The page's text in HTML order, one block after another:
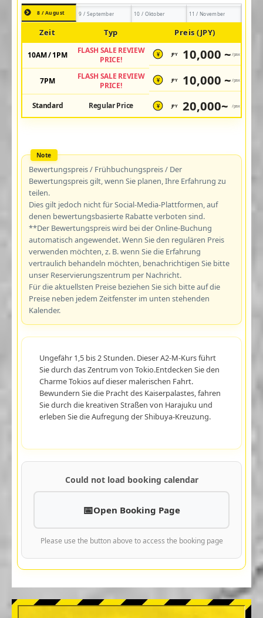
8 / August 9 / September 10 / Oktober 11 / November
Zeit Typ Preis (JPY)
10AM / 1PM
FLASH SALE REVIEW
PRICE!
¥ JPY 10,000 ~ /pax
7PM
FLASH SALE REVIEW
PRICE!
¥ JPY 10,000 ~ /pax
Standard Regular Price ¥ JPY 20,000~ /pax
Bewertungspreis / Frühbuchungspreis / Der
Bewertungspreis gilt, wenn Sie planen, Ihre Erfahrung zu
teilen.
Dies gilt jedoch nicht für Social-Media-Plattformen, auf
denen bewertungsbasierte Rabatte verboten sind.
**Der Bewertungspreis wird bei der Online-Buchung
automatisch angewendet. Wenn Sie den regulären Preis
verwenden möchten, z. B. wenn Sie die Erfahrung
vertraulich behandeln möchten, benachrichtigen Sie bitte
unser Reservierungszentrum per Nachricht.
Für die aktuellsten Preise beziehen Sie sich bitte auf die
Preise neben jedem Zeitfenster im unten stehenden
Kalender.
Ungefähr 1,5 bis 2 Stunden. Dieser A2-M-Kurs führt
Sie durch das Zentrum von Tokio.Entdecken Sie den
Charme Tokios auf dieser malerischen Fahrt.
Bewundern Sie die Pracht des Kaiserpalastes, fahren
Sie durch die kreativen Straßen von Harajuku und
erleben Sie die Aufregung der Shibuya-Kreuzung.
Could not load booking calendar
Open Booking Page
Please use the button above to access the booking page